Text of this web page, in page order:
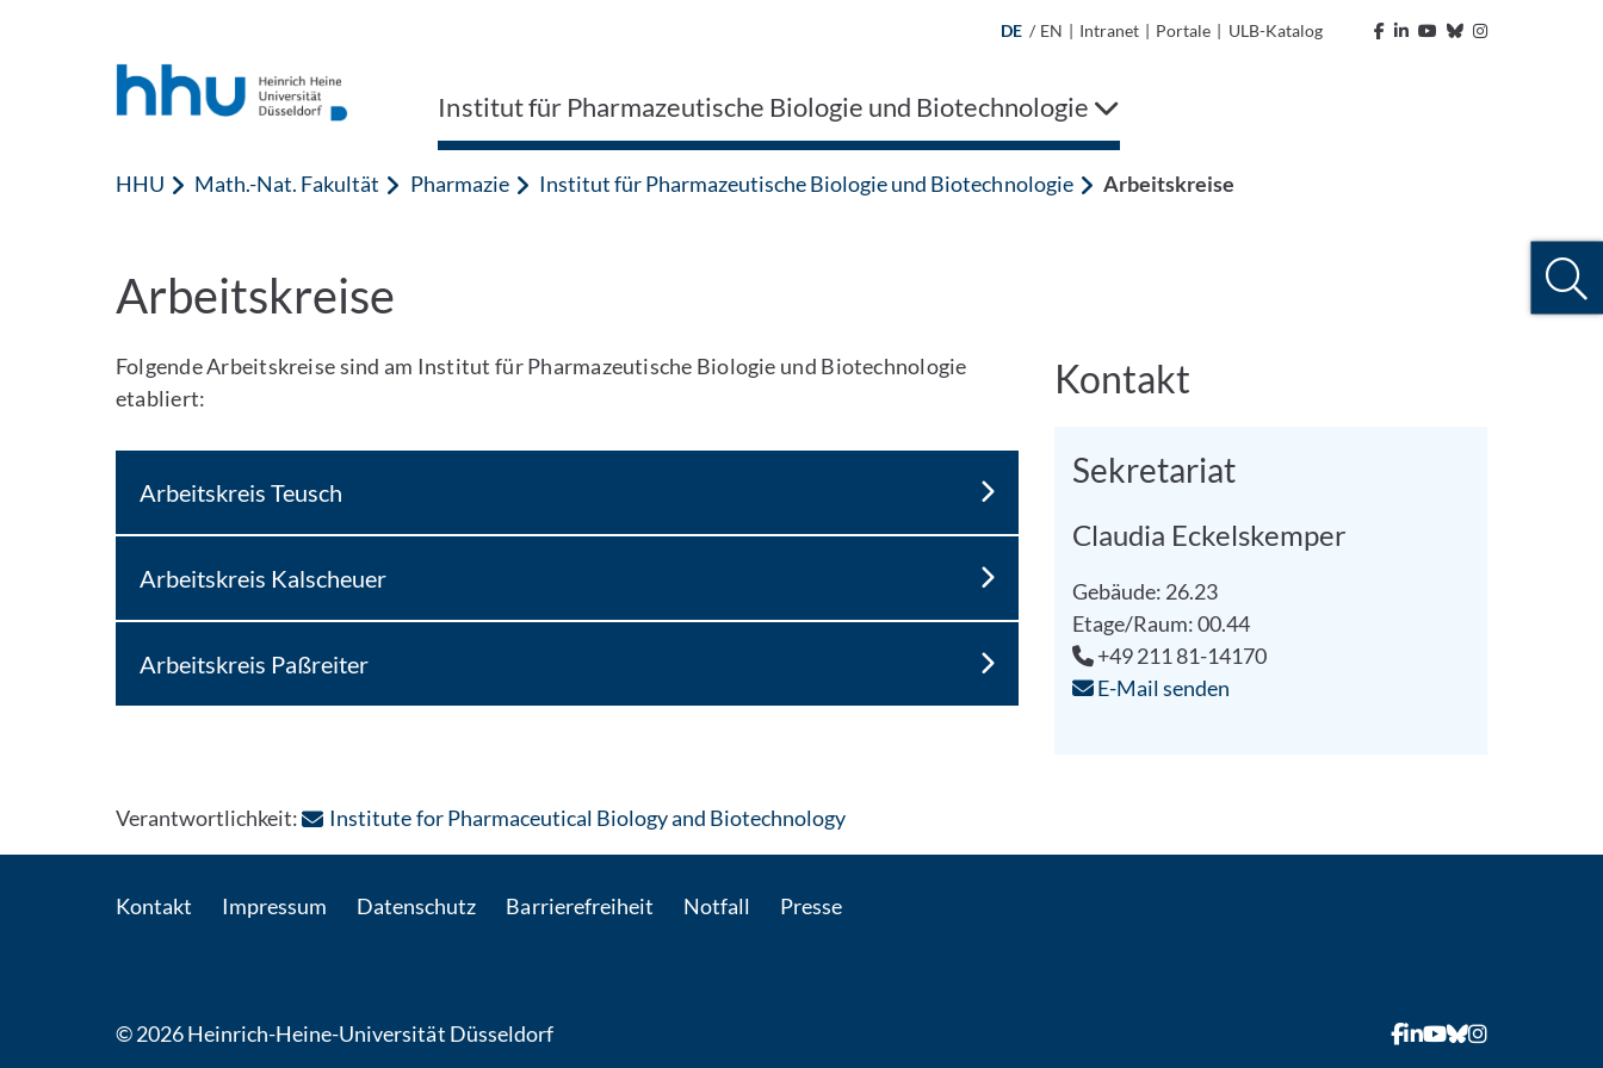
DE / EN | Intranet | Portale | ULB-Katalog
Institut für Pharmazeutische Biologie und Biotechnologie
HHU Math.-Nat. Fakultät Pharmazie Institut für Pharmazeutische Biologie und Biotechnologie Arbeitskreise
Arbeitskreise
Folgende Arbeitskreise sind am Institut für Pharmazeutische Biologie und Biotechnologie
etabliert:
Arbeitskreis Teusch
Arbeitskreis Kalscheuer
Arbeitskreis Paßreiter
Kontakt
Sekretariat
Claudia Eckelskemper
Gebäude: 26.23
Etage/Raum: 00.44
+49 211 81-14170
E-Mail senden
Verantwortlichkeit: Institute for Pharmaceutical Biology and Biotechnology: Per E-Mail kontaktieren
Kontakt Impressum Datenschutz Barrierefreiheit Notfall Presse
© 2026 Heinrich-Heine-Universität Düsseldorf